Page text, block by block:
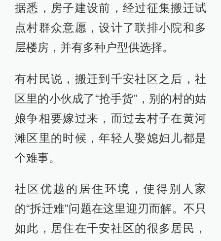
据悉，房子建设前，经过征集搬迁试
点村群众意愿，设计了联排小院和多
层楼房，并有多种户型供选择。
有村民说，搬迁到千安社区之后，社
区里的小伙成了“抢手货”，别的村的姑
娘争相要嫁过来，而过去村子在黄河
滩区里的时候，年轻人娶媳妇儿都是
个难事。
社区优越的居住环境，使得别人家
的“拆迁难”问题在这里迎刃而解。不只
如此，居住在千安社区的很多居民，